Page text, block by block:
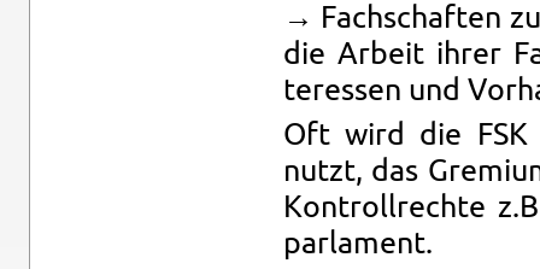
→ Fach­schaf­ten
die Ar­beit ihrer
ter­es­sen und
Oft wird die
nutzt, das
Kon­troll­rech­te
par­la­ment.